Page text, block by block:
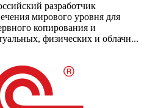
разработчик
мирового уровня для
копирования и
физических и облачн...